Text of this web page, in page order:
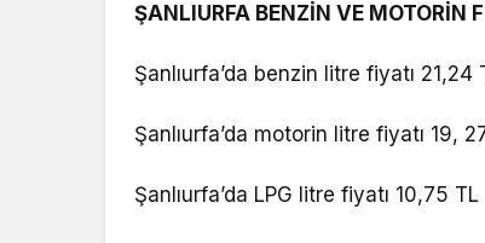
ŞANLIURFA BENZİN VE
Şanlıurfa’da benzin litre fiyatı 21,24
Şanlıurfa’da motorin litre fiyatı 19,
Şanlıurfa’da LPG litre fiyatı 10,75 TL